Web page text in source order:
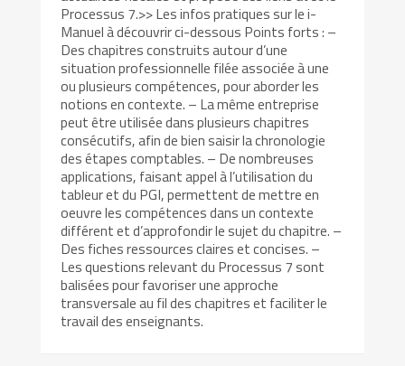
Processus 7.>> Les infos pratiques sur le i-
Manuel à découvrir ci-dessous Points forts : –
Des chapitres construits autour d’une
situation professionnelle filée associée à une
ou plusieurs compétences, pour aborder les
notions en contexte. – La même entreprise
peut être utilisée dans plusieurs chapitres
consécutifs, afin de bien saisir la chronologie
des étapes comptables. – De nombreuses
applications, faisant appel à l’utilisation du
tableur et du PGI, permettent de mettre en
oeuvre les compétences dans un contexte
différent et d’approfondir le sujet du chapitre. –
Des fiches ressources claires et concises. –
Les questions relevant du Processus 7 sont
balisées pour favoriser une approche
transversale au fil des chapitres et faciliter le
travail des enseignants.